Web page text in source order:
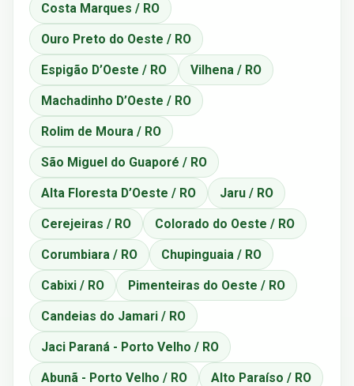
Costa Marques / RO
Ouro Preto do Oeste / RO
Espigão D’Oeste / RO Vilhena / RO
Machadinho D’Oeste / RO
Rolim de Moura / RO
São Miguel do Guaporé / RO
Alta Floresta D’Oeste / RO Jaru / RO
Cerejeiras / RO Colorado do Oeste / RO
Corumbiara / RO Chupinguaia / RO
Cabixi / RO Pimenteiras do Oeste / RO
Candeias do Jamari / RO
Jaci Paraná - Porto Velho / RO
Abunã - Porto Velho / RO Alto Paraíso / RO